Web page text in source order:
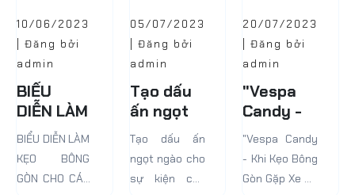
10/06/2023
| Đăng bởi
admin
BIỂU
DIỄN LÀM
KẸO
BÔNG
GÒN CHO
BIỂU DIỄN LÀM
KẸO BÔNG
GÒN CHO CÁC
05/07/2023
| Đăng bởi
admin
Tạo dấu
ấn ngọt
ngào cho
sự kiện
của bạn
với Kẹo
Tạo dấu ấn
ngọt ngào cho
sự kiện của
20/07/2023
| Đăng bởi
admin
"Vespa
Candy -
Khi Kẹo
Bông Gòn
Gặp Xe
Cổ Điển!"
"Vespa Candy
- Khi Kẹo Bông
Gòn Gặp Xe Cổ